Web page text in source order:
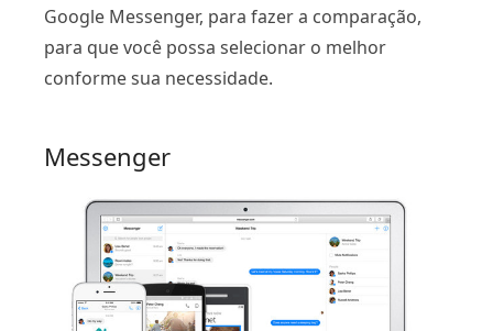
Google Messenger, para fazer a comparação,
para que você possa selecionar o melhor
conforme sua necessidade.
Messenger